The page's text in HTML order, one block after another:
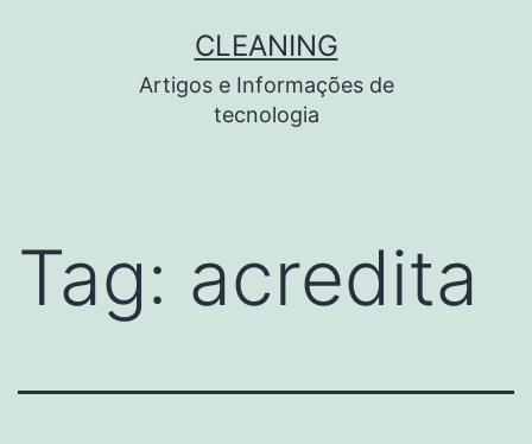
CLEANING
Artigos e Informações de
tecnologia
Tag: acredita